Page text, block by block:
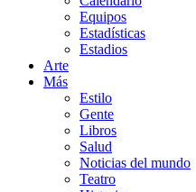
Equipos
Estadísticas
Estadios
Arte
Más
Estilo
Gente
Libros
Salud
Noticias del mundo
Teatro